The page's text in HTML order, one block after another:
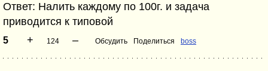
Ответ: Налить каждому по 100г. и задача
приводится к типовой
5 + 124 – Обсудить Поделиться boss